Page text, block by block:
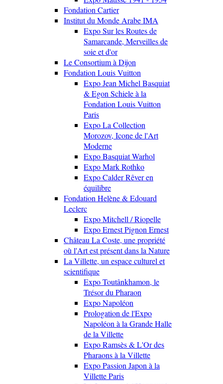
Fondation Cartier
Institut du Monde Arabe IMA
Expo Sur les Routes de
Samarcande, Merveilles de
soie et d'or
Le Consortium à Dijon
Fondation Louis Vuitton
Expo Jean Michel Basquiat
& Egon Schiele à la
Fondation Louis Vuitton
Paris
Expo La Collection
Morozov, Icone de l'Art
Moderne
Expo Basquiat Warhol
Expo Mark Rothko
Expo Calder Rêver en
équilibre
Fondation Helène & Edouard
Leclerc
Expo Mitchell / Riopelle
Expo Ernest Pignon Ernest
Château La Coste, une propriété
où l'Art est présent dans la Nature
La Villette, un espace culturel et
scientifique
Expo Toutânkhamon, le
Trésor du Pharaon
Expo Napoléon
Prologation de l'Expo
Napoléon à la Grande Halle
de la Villette
Expo Ramsès & L'Or des
Pharaons à la Villette
Expo Passion Japon à la
Villette Paris